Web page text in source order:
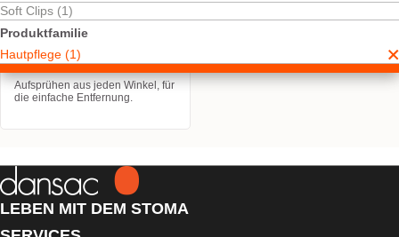
Soft Clips (1)
Produktfamilie
Hautpflege (1)
Dansac EasiSpray
Pflasterentferner
Aufsprühen aus jeden Winkel, für
die einfache Entfernung.
LEBEN MIT DEM STOMA